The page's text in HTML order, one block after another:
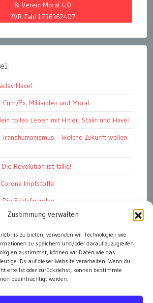
Zustimmung verwalten
zu bieten, verwenden wir Technologien wie
zu speichern und/oder darauf zuzugreifen.
zustimmst, können wir Daten wie das
IDs auf dieser Website verarbeiten. Wenn du
erteilst oder zurückziehst, können bestimmte
beeinträchtigt werden.
& Verein Moral 4.0
ZVR-Zahl 1736362407
Havel.
Cum/Ex, Milliarden und Moral
tolles Leben mit Hitler, Stalin und Havel
– Welche Zukunft wollen
Revolution ist fällig!
Impfstoffe
Die Schlafwandler
der Großen Ferien
Kopflos
Deutschlands Energiewende